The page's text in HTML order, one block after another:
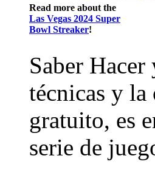
Read more about the
Las Vegas 2024 Super
Bowl Streaker!
Saber
técnicas y la
gratuito, es
serie de